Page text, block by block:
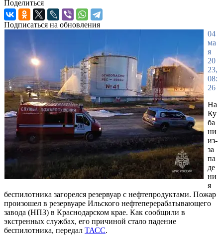
Поделиться
Подписаться на обновления
04
ма
я
20
23,
08:
26
На
Ку
ба
ни
из-
за
па
де
ни
я
беспилотника загорелся резервуар с нефтепродуктами. Пожар
произошел в резервуаре Ильского нефтеперерабатывающего
завода (НПЗ) в Краснодарском крае. Как сообщили в
экстренных службах, его причиной стало падение
беспилотника, передал ТАСС.